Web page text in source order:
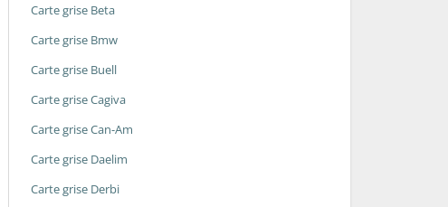
Carte grise Beta
Carte grise Bmw
Carte grise Buell
Carte grise Cagiva
Carte grise Can-Am
Carte grise Daelim
Carte grise Derbi